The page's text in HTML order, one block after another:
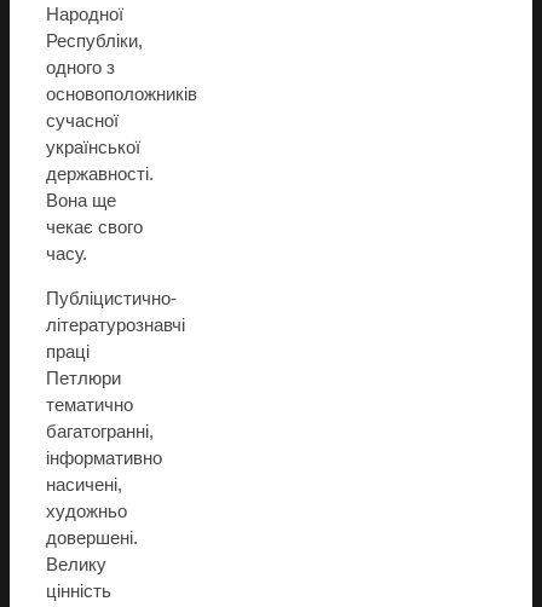
Народної
Республіки,
одного з
основоположників
сучасної
української
державності.
Вона ще
чекає свого
часу.
Публіцистично-
літературознавчі
праці
Петлюри
тематично
багатогранні,
інформативно
насичені,
художньо
довершені.
Велику
цінність